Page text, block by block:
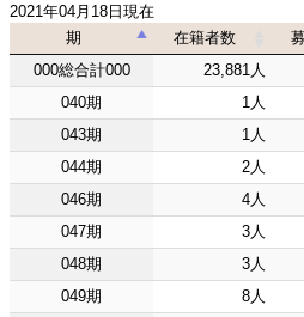
2021年04月18日現在
期
在籍者数
期
在籍者数
000総合計000 23,881人
040期
1人
043期
1人
044期
2人
046期
4人
047期
3人
048期
3人
049期
8人